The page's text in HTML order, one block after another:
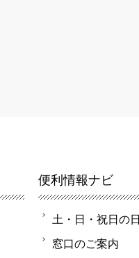
便利情報ナビ
土・日・祝日の
窓口のご案内